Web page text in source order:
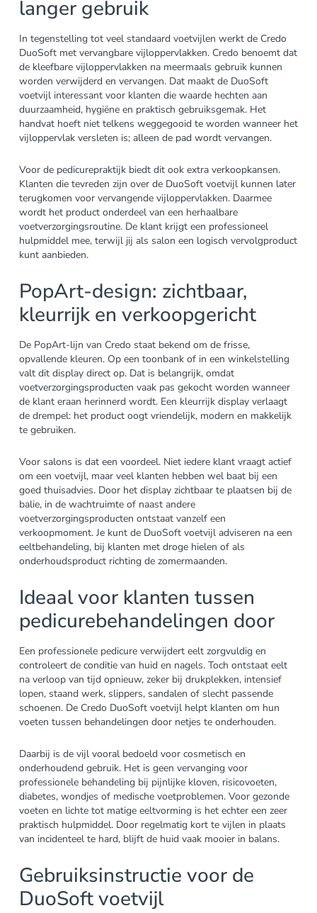
langer gebruik
In tegenstelling tot veel standaard voetvijlen werkt de Credo
DuoSoft met vervangbare vijloppervlakken. Credo benoemt dat
de kleefbare vijloppervlakken na meermaals gebruik kunnen
worden verwijderd en vervangen. Dat maakt de DuoSoft
voetvijl interessant voor klanten die waarde hechten aan
duurzaamheid, hygiëne en praktisch gebruiksgemak. Het
handvat hoeft niet telkens weggegooid te worden wanneer het
vijloppervlak versleten is; alleen de pad wordt vervangen.
Voor de pedicurepraktijk biedt dit ook extra verkoopkansen.
Klanten die tevreden zijn over de DuoSoft voetvijl kunnen later
terugkomen voor vervangende vijloppervlakken. Daarmee
wordt het product onderdeel van een herhaalbare
voetverzorgingsroutine. De klant krijgt een professioneel
hulpmiddel mee, terwijl jij als salon een logisch vervolgproduct
kunt aanbieden.
PopArt-design: zichtbaar,
kleurrijk en verkoopgericht
De PopArt-lijn van Credo staat bekend om de frisse,
opvallende kleuren. Op een toonbank of in een winkelstelling
valt dit display direct op. Dat is belangrijk, omdat
voetverzorgingsproducten vaak pas gekocht worden wanneer
de klant eraan herinnerd wordt. Een kleurrijk display verlaagt
de drempel: het product oogt vriendelijk, modern en makkelijk
te gebruiken.
Voor salons is dat een voordeel. Niet iedere klant vraagt actief
om een voetvijl, maar veel klanten hebben wel baat bij een
goed thuisadvies. Door het display zichtbaar te plaatsen bij de
balie, in de wachtruimte of naast andere
voetverzorgingsproducten ontstaat vanzelf een
verkoopmoment. Je kunt de DuoSoft voetvijl adviseren na een
eeltbehandeling, bij klanten met droge hielen of als
onderhoudsproduct richting de zomermaanden.
Ideaal voor klanten tussen
pedicurebehandelingen door
Een professionele pedicure verwijdert eelt zorgvuldig en
controleert de conditie van huid en nagels. Toch ontstaat eelt
na verloop van tijd opnieuw, zeker bij drukplekken, intensief
lopen, staand werk, slippers, sandalen of slecht passende
schoenen. De Credo DuoSoft voetvijl helpt klanten om hun
voeten tussen behandelingen door netjes te onderhouden.
Daarbij is de vijl vooral bedoeld voor cosmetisch en
onderhoudend gebruik. Het is geen vervanging voor
professionele behandeling bij pijnlijke kloven, risicovoeten,
diabetes, wondjes of medische voetproblemen. Voor gezonde
voeten en lichte tot matige eeltvorming is het echter een zeer
praktisch hulpmiddel. Door regelmatig kort te vijlen in plaats
van incidenteel te hard, blijft de huid vaak mooier in balans.
Gebruiksinstructie voor de
DuoSoft voetvijl